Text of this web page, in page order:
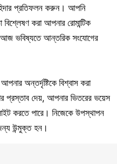
প্রতিফলন করুন। আপনি
বিশ্লেষণ করা আপনার রোমান্টিক
ভবিষ্যতে আন্তরিক সংযোগের
অন্তর্দৃষ্টিকে বিশ্বাস করা
প্রস্তাব দেয়, আপনার ভিতরের ভয়েস
করতে পারে। নিজেকে উপস্থাপন
উন্মুক্ত হন।